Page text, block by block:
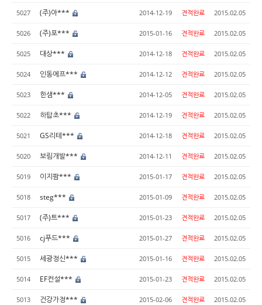
5027 (주)아*** 2014-12-19 견적완료 2015.02.05
5026 (주)포*** 2015-01-16 견적완료 2015.02.05
5025 대상*** 2014-12-18 견적완료 2015.02.05
5024 인동에프*** 2014-12-12 견적완료 2015.02.05
5023 한샘*** 2014-12-05 견적완료 2015.02.05
5022 하탑초*** 2014-12-19 견적완료 2015.02.05
5021 GS리테*** 2014-12-18 견적완료 2015.02.05
5020 보림개발*** 2014-12-11 견적완료 2015.02.05
5019 이지팜*** 2015-01-17 견적완료 2015.02.05
5018 steg*** 2015-01-09 견적완료 2015.02.05
5017 (주)트*** 2015-01-23 견적완료 2015.02.05
5016 cj푸드*** 2015-01-27 견적완료 2015.02.05
5015 세광정신*** 2015-01-16 견적완료 2015.02.05
5014 EF컨설*** 2015-01-23 견적완료 2015.02.05
5013 건강가정*** 2015-02-06 견적완료 2015.02.05